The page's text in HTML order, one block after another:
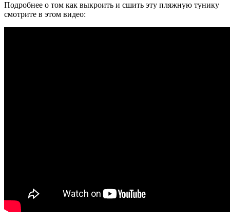
Подробнее о том как выкроить и сшить эту пляжную тунику
смотрите в этом видео: